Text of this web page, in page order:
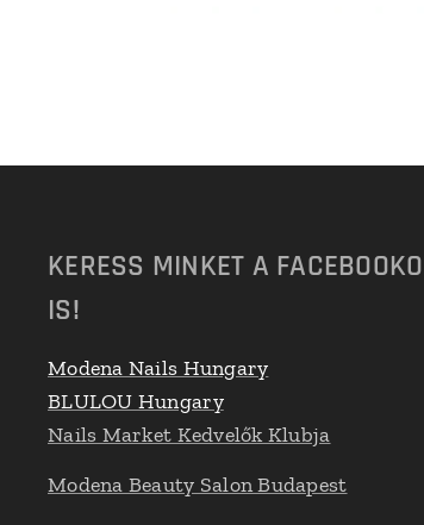
KERESS MINKET A
IS!
Modena Nails Hungary
BLULOU Hungary
Nails Market Kedvelők Klubja
Modena Beauty Salon Budapest